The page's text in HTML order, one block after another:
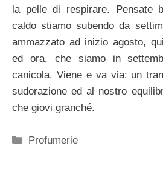
la pelle di respirare. Pensate
caldo stiamo subendo da
ammazzato ad inizio agosto,
ed ora, che siamo in
canicola. Viene e va via: un
sudorazione ed al nostro
che giovi granché.
Categorie
Profumerie